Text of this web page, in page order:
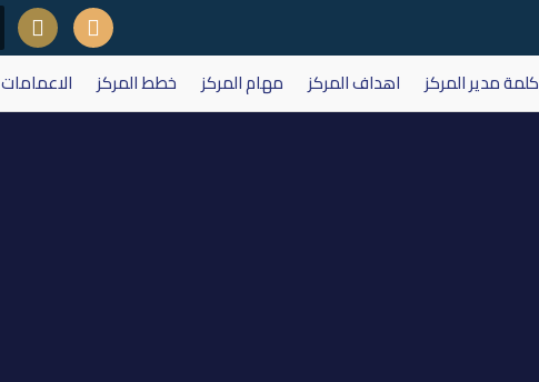
كلمة مدير المركز اهداف المركز مهام المركز خطط المركز الاعمامات